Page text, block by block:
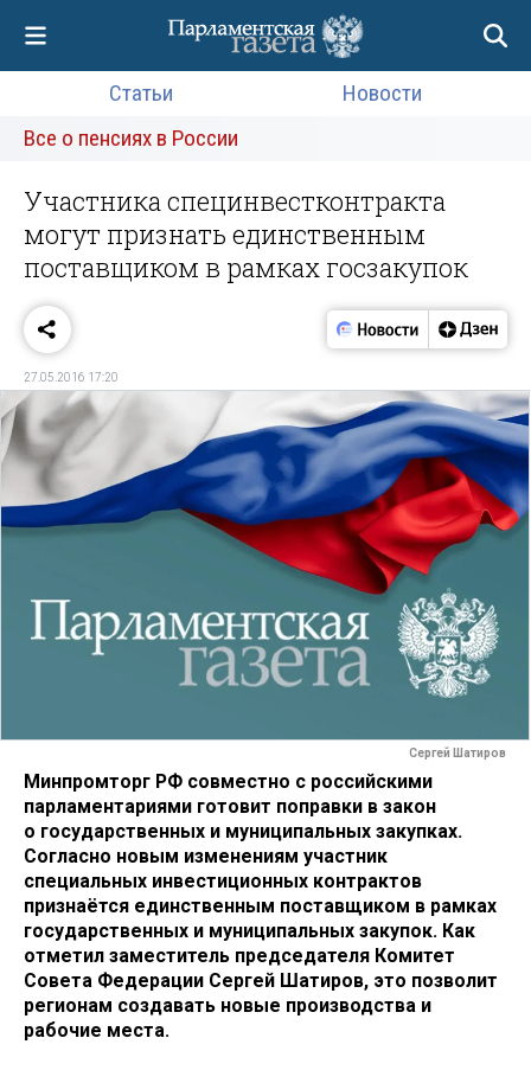
Статьи
Новости
Все о пенсиях в России
Участника специнвестконтракта
могут признать единственным
поставщиком в рамках госзакупок
27.05.2016 17:20
Сергей Шатиров
Минпромторг РФ совместно с российскими
парламентариями готовит поправки в закон
о государственных и муниципальных закупках.
Согласно новым изменениям участник
специальных инвестиционных контрактов
признаётся единственным поставщиком в рамках
государственных и муниципальных закупок. Как
отметил заместитель председателя Комитет
Совета Федерации Сергей Шатиров, это позволит
регионам создавать новые производства и
рабочие места.